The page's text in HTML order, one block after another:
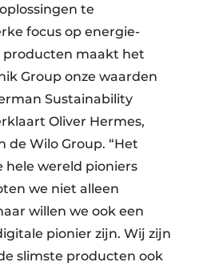
te
focus op energie-
maakt het
Group onze waarden
Sustainability
Oliver Hermes,
de Wilo Group. “Het
hele wereld pioniers
we niet alleen
willen we ook een
pionier zijn. Wij zijn
slimste producten ook